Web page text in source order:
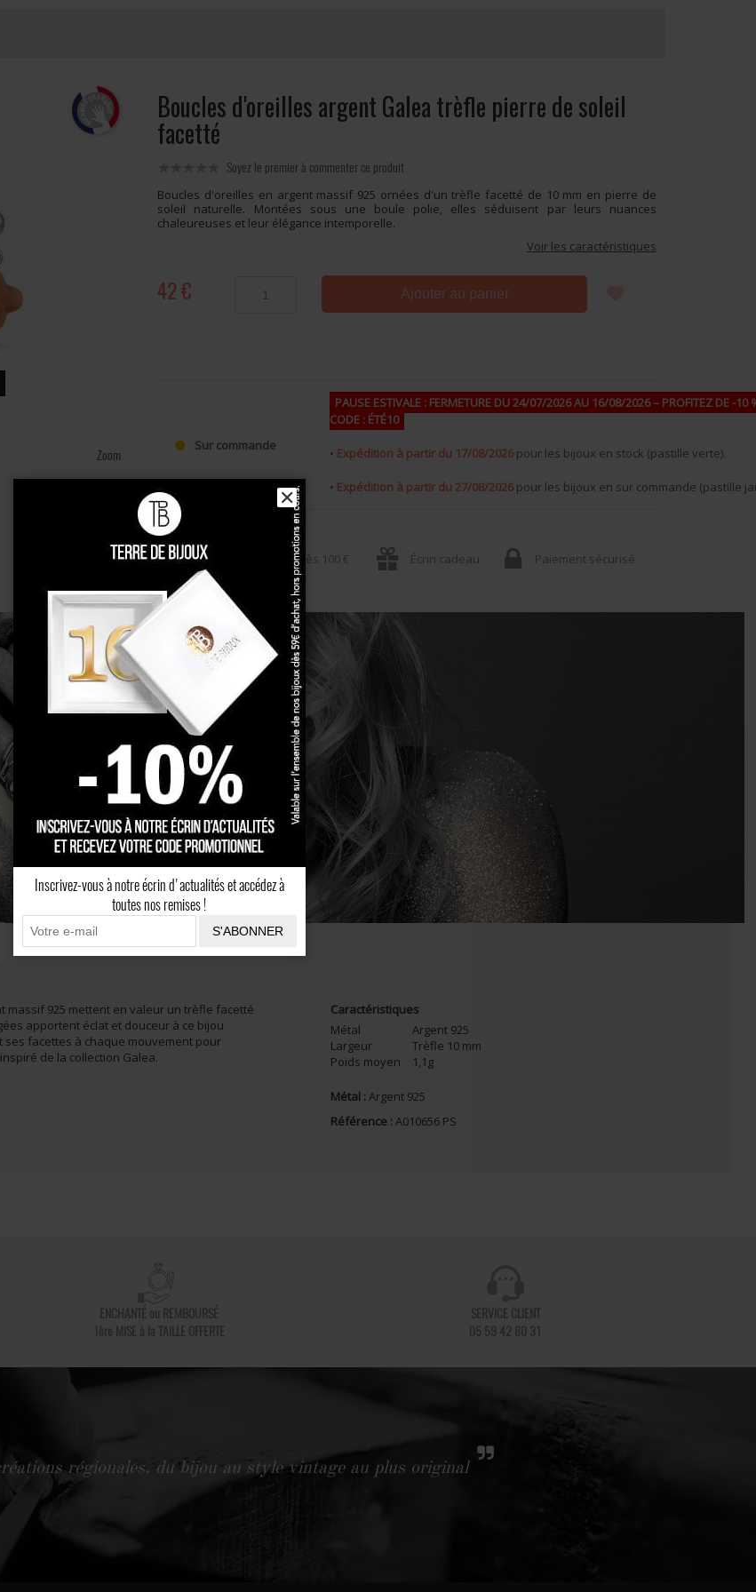
Zoom
Boucles d'oreilles argent Galea trèfle pierre de soleil
facetté
Soyez le premier à commenter ce produit
Boucles d'oreilles en argent massif 925 ornées d'un trèfle facetté de 10 mm en pierre de
soleil naturelle. Montées sous une boule polie, elles séduisent par leurs nuances
chaleureuses et leur élégance intemporelle.
Voir les caractéristiques
42 € Ajouter au panier
Sur commande
PAUSE ESTIVALE : FERMETURE DU 24/07/2026 AU 16/08/2026 – PROFITEZ DE -10
CODE : ÉTÉ10
• Expédition à partir du 17/08/2026 pour les bijoux en stock (pastille verte).
• Expédition à partir du 27/08/2026 pour les bijoux en sur commande (pastille
Livraison gratuitedès 100 € Écrin cadeau Paiement sécurisé
CONSEILS AVIS CLIENTS
massif 925 mettent en valeur un trèfle facetté
apportent éclat et douceur à ce bijou
facettes à chaque mouvement pour
de la collection Galea.
Caractéristiques
Métal
Argent 925
Largeur
Trèfle 10 mm
Poids moyen
1,1g
Métal :Argent 925
Référence :A010656 PS
ENCHANTÉ ou REMBOURSÉ
1ère MISE à la TAILLE OFFERTE
SERVICE CLIENT
05 59 42 80 31
régionales, du bijou au style vintage au plus original
✕
Inscrivez-vous à notre écrin d'actualités et accédez à
toutes nos remises !
S'ABONNER